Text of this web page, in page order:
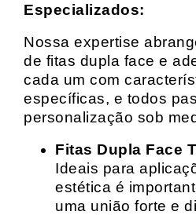
Especializados:
Nossa expertise
de fitas dupla face e
cada um com
específicas, e todos
personalização sob
Fitas Dupla Face
Ideais para
estética é
uma união forte e